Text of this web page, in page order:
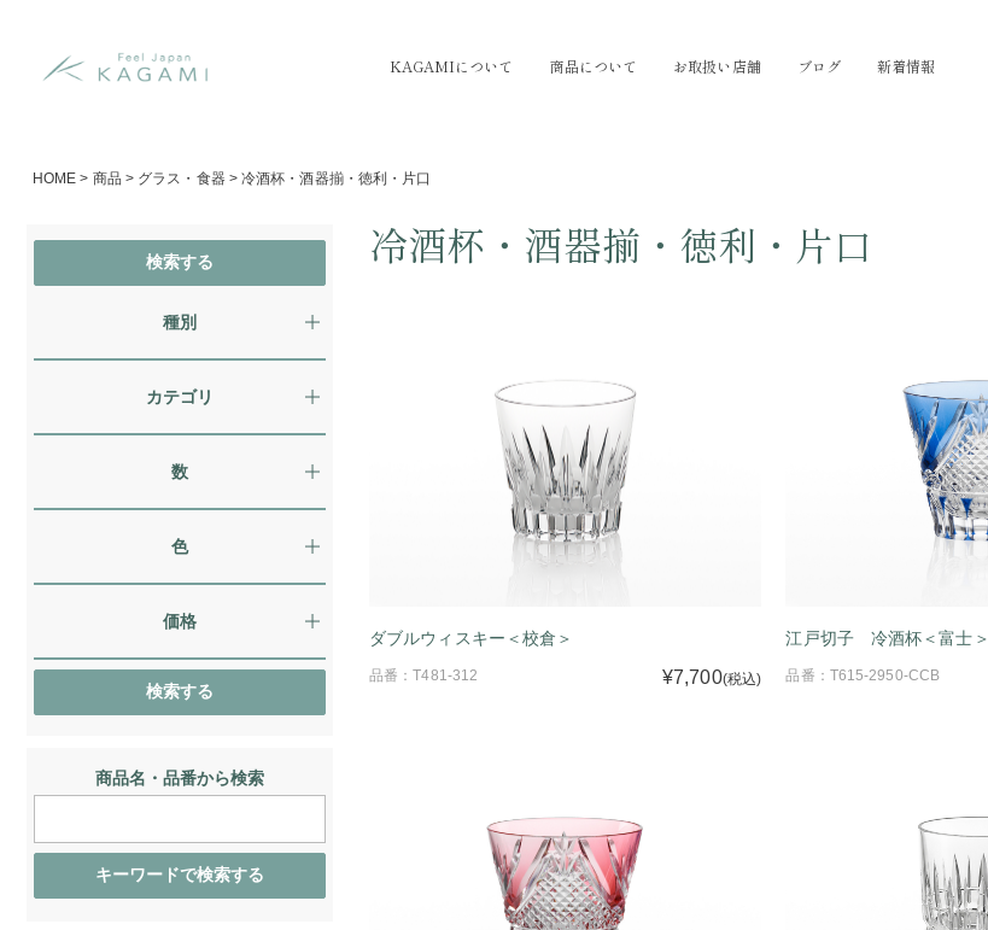
KAGAMIについて 商品について お取扱い店舗 ブログ 新着情報
HOME > 商品 > グラス・食器>冷酒杯・酒器揃・徳利・片口
種別
カテゴリ
数
色
価格
商品名・品番から検索
冷酒杯・酒器揃・徳利・片口
ダブルウィスキー＜校倉＞
品番：T481-312 ¥7,700(税込)
江戸切子 冷酒杯＜富士＞
品番：T615-2950-CCB